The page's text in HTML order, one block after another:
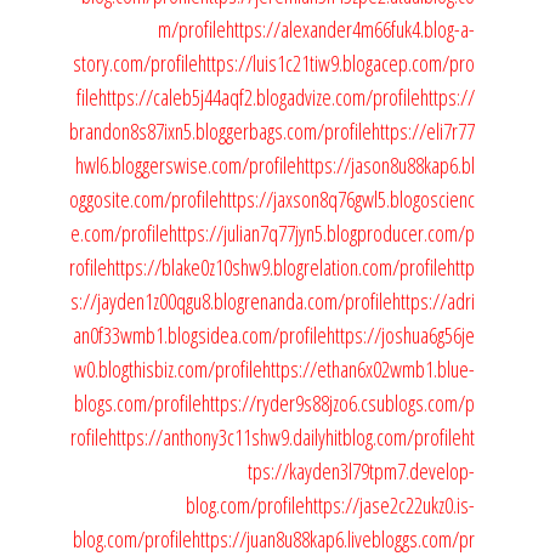
m/profilehttps://alexander4m66fuk4.blog-a-
story.com/profilehttps://luis1c21tiw9.blogacep.com/pro
filehttps://caleb5j44aqf2.blogadvize.com/profilehttps://
brandon8s87ixn5.bloggerbags.com/profilehttps://eli7r77
hwl6.bloggerswise.com/profilehttps://jason8u88kap6.bl
oggosite.com/profilehttps://jaxson8q76gwl5.blogoscienc
e.com/profilehttps://julian7q77jyn5.blogproducer.com/p
rofilehttps://blake0z10shw9.blogrelation.com/profilehttp
s://jayden1z00qgu8.blogrenanda.com/profilehttps://adri
an0f33wmb1.blogsidea.com/profilehttps://joshua6g56je
w0.blogthisbiz.com/profilehttps://ethan6x02wmb1.blue-
blogs.com/profilehttps://ryder9s88jzo6.csublogs.com/p
rofilehttps://anthony3c11shw9.dailyhitblog.com/profileht
tps://kayden3l79tpm7.develop-
blog.com/profilehttps://jase2c22ukz0.is-
blog.com/profilehttps://juan8u88kap6.livebloggs.com/pr